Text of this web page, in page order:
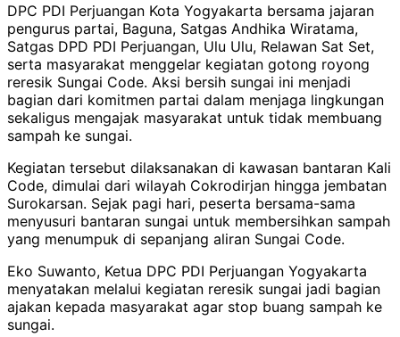
DPC PDI Perjuangan Kota Yogyakarta bersama jajaran
pengurus partai, Baguna, Satgas Andhika Wiratama,
Satgas DPD PDI Perjuangan, Ulu Ulu, Relawan Sat Set,
serta masyarakat menggelar kegiatan gotong royong
reresik Sungai Code. Aksi bersih sungai ini menjadi
bagian dari komitmen partai dalam menjaga lingkungan
sekaligus mengajak masyarakat untuk tidak membuang
sampah ke sungai.
Kegiatan tersebut dilaksanakan di kawasan bantaran Kali
Code, dimulai dari wilayah Cokrodirjan hingga jembatan
Surokarsan. Sejak pagi hari, peserta bersama-sama
menyusuri bantaran sungai untuk membersihkan sampah
yang menumpuk di sepanjang aliran Sungai Code.
Eko Suwanto, Ketua DPC PDI Perjuangan Yogyakarta
menyatakan melalui kegiatan reresik sungai jadi bagian
ajakan kepada masyarakat agar stop buang sampah ke
sungai.